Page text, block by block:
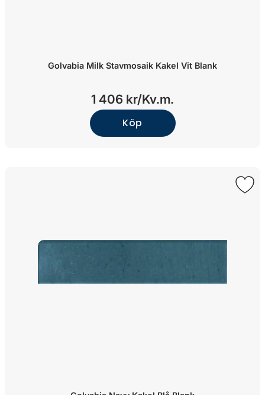
Golvabia Milk Stavmosaik Kakel Vit Blank
1 406 kr/Kv.m.
Köp